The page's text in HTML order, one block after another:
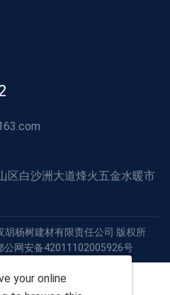
区白沙洲大道烽火五金水暖市
杨树建材有限责任公司 版权所
公网安备42011102005926号
your online